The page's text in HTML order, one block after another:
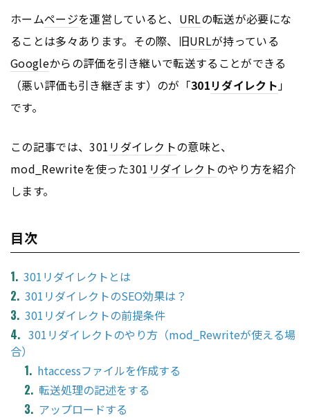
ホームページを運営していると、 URLの転送が必要にな
ることは多々あります。その際、旧URLが持っている
Googleからの評価を引き継いで転送することができる
（悪い評価も引き継ぎます）のが「301リダイレクト」
です。
この記事では、301 リダイレクトの意味と、
mod_Rewriteを使った301 リダイレクトのやり方を紹介
します。
目次
301リダイレクトとは
301リダイレクトのSEO効果は？
301リダイレクトの前提条件
301リダイレクトのやり方（mod_Rewriteが使える場
合）
htaccessファイルを作成する
転送処理の記述をする
アップロードする